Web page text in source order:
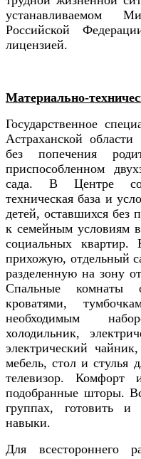
устанавливаемом
Российской
лицензией.
Материально-
Государственное
Астраханской
без попечения
приспособленном
сада. В Центре
техническая база и
детей, оставшихся
к семейным условиям
социальных квартир.
прихожую, отдельный
разделенную на зону
Спальные комнаты
кроватями,
необходимым
холодильник,
электрический
мебель, стол и стулья
телевизор.
подобранные шторы.
группах, готовить и
навыки.
Для всестороннего